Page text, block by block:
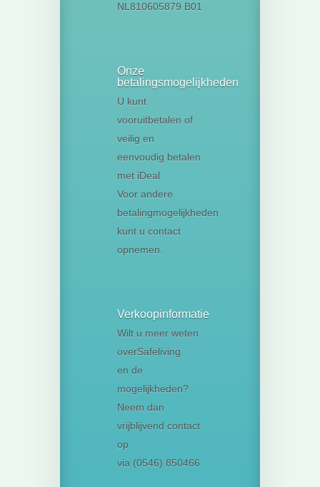
NL810605879 B01
Onze
betalingsmogelijkheden
U kunt
vooruitbetalen of
veilig en
eenvoudig betalen
met iDeal
Voor andere
betalingmogelijkheden
kunt u contact
opnemen.
Verkoopinformatie
Wilt u meer weten
overSafeliving
en de
mogelijkheden?
Neem dan
vrijblijvend contact
op
via (0546) 850466